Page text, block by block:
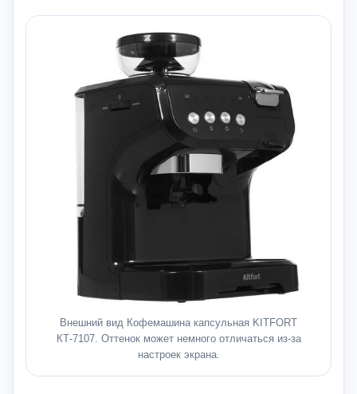
Внешний вид Кофемашина капсульная KITFORT
КТ-7107. Оттенок может немного отличаться из-за
настроек экрана.